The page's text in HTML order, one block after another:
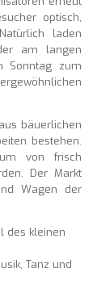
optisch,
laden
am langen
Sonntag zum
bäuerlichen
bestehen.
von frisch
Der Markt
Wagen der
des kleinen
Tanz und